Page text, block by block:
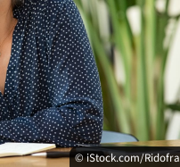
© iStock.com/